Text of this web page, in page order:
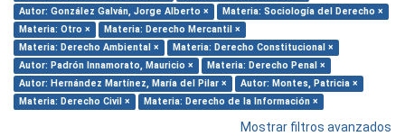
Autor: González Galván, Jorge Alberto ×
Materia: Sociología del Derecho ×
Materia: Otro ×
Materia: Derecho Mercantil ×
Materia: Derecho Ambiental ×
Materia: Derecho Constitucional ×
Autor: Padrón Innamorato, Mauricio ×
Materia: Derecho Penal ×
Autor: Hernández Martínez, María del Pilar ×
Autor: Montes, Patricia ×
Materia: Derecho Civil ×
Materia: Derecho de la Información ×
Mostrar filtros avanzados